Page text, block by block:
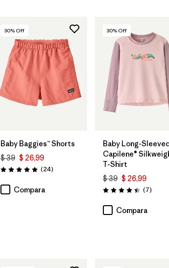
30% Off
Baby Baggies™ Shorts
$ 39 $ 26,99
Valoración: 4.9 / 5
(24Comentarios
)
Compara
30% Off
Baby Long-
Capilene®
T-Shirt
$ 39 $ 26,99
Valoración: 4.4 / 5
(7)
Compara